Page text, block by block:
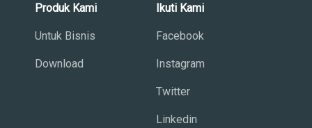
Produk Kami
Untuk Bisnis
Download
Ikuti Kami
Facebook
Instagram
Twitter
Linkedin